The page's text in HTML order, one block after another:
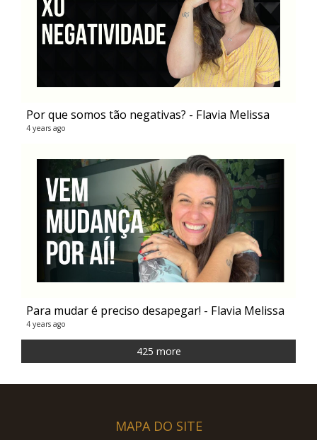
Por que somos tão negativas? - Flavia Melissa
4 years ago
Para mudar é preciso desapegar! - Flavia Melissa
4 years ago
425 more
MAPA DO SITE